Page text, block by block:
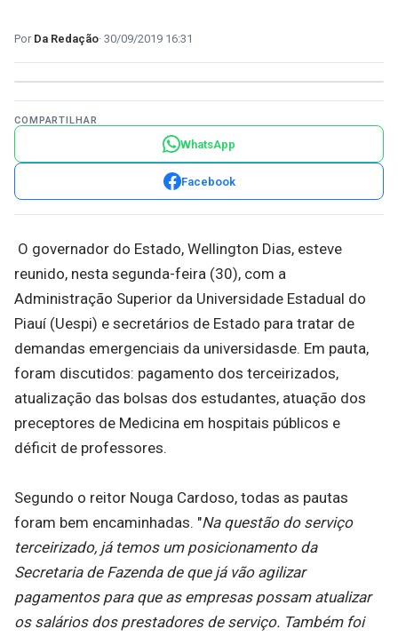
Da Redação 30/09/2019 16:31
COMPARTILHAR
WhatsApp
Facebook
O governador do Estado, Wellington Dias, esteve
reunido, nesta segunda-feira (30), com a
Administração Superior da Universidade Estadual do
Piauí (Uespi) e secretários de Estado para tratar de
demandas emergenciais da universidasde. Em pauta,
foram discutidos: pagamento dos terceirizados,
atualização das bolsas dos estudantes, atuação dos
preceptores de Medicina em hospitais públicos e
déficit de professores.
Segundo o reitor Nouga Cardoso, todas as pautas
foram bem encaminhadas. "Na questão do serviço
terceirizado, já temos um posicionamento da
Secretaria de Fazenda de que já vão agilizar
pagamentos para que as empresas possam atualizar
os salários dos prestadores de serviço. Também foi